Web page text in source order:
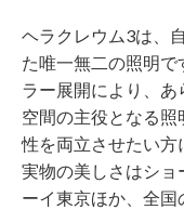
ヘラクレウム3は、
た唯一無二の照明
ラー展開により、あ
空間の主役となる
性を両立させたい方
実物の美しさはシ
ーイ東京ほか、全